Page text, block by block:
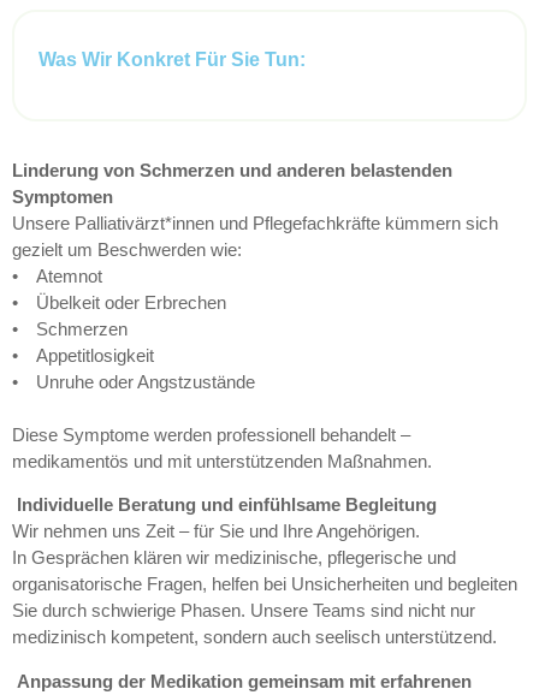
Was Wir Konkret Für Sie Tun:
Linderung von Schmerzen und anderen belastenden
Symptomen
Unsere Palliativärzt*innen und Pflegefachkräfte kümmern sich
gezielt um Beschwerden wie:
• Atemnot
• Übelkeit oder Erbrechen
• Schmerzen
• Appetitlosigkeit
• Unruhe oder Angstzustände
Diese Symptome werden professionell behandelt –
medikamentös und mit unterstützenden Maßnahmen.
Individuelle Beratung und einfühlsame Begleitung
Wir nehmen uns Zeit – für Sie und Ihre Angehörigen.
In Gesprächen klären wir medizinische, pflegerische und
organisatorische Fragen, helfen bei Unsicherheiten und begleiten
Sie durch schwierige Phasen. Unsere Teams sind nicht nur
medizinisch kompetent, sondern auch seelisch unterstützend.
Anpassung der Medikation gemeinsam mit erfahrenen